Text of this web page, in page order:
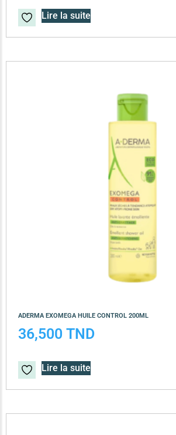
ADERMA EXOMEGA HUILE CONTROL 200ML
36,500 TND
Lire la suite
Lire la suite